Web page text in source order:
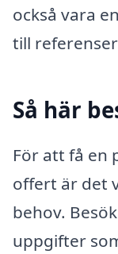
också vara
till
Så här
För att få en
offert är det
behov.
uppgifter